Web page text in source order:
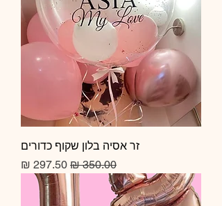
זר אסיה בלון שקוף כדורים
מחיר רגיל מחיר מבצע